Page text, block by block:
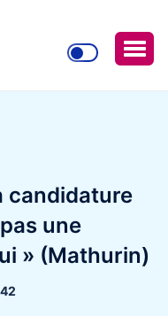
candidature
une
» (Mathurin)